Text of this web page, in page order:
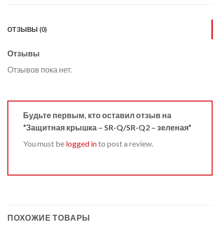
ОТЗЫВЫ (0)
Отзывы
Отзывов пока нет.
Будьте первым, кто оставил отзыв на
“Защитная крышка – SR-Q/SR-Q2 – зеленая”
You must be logged into post a review.
ПОХОЖИЕ ТОВАРЫ